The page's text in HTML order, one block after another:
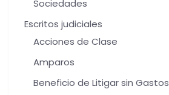
Sociedades
Escritos judiciales
Acciones de Clase
Amparos
Beneficio de Litigar sin Gastos